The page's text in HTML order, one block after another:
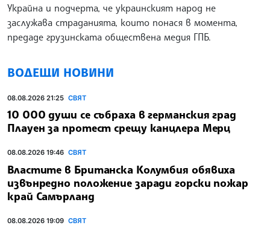
Украйна и подчерта, че украинският народ не
заслужава страданията, които понася в момента,
предаде грузинската обществена медия ГПБ.
ВОДЕЩИ НОВИНИ
08.08.2026 21:25 СВЯТ
10 000 души се събраха в германския град
Плауен за протест срещу канцлера Мерц
08.08.2026 19:46 СВЯТ
Властите в Британска Колумбия обявиха
извънредно положение заради горски пожар
край Самърланд
08.08.2026 19:09 СВЯТ